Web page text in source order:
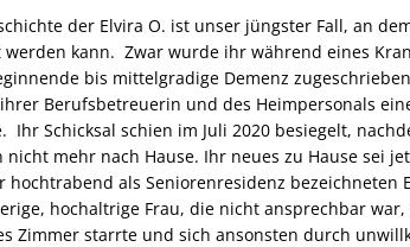
der Elvira O. ist unser jüngster Fall, an
werden kann. Zwar wurde ihr während eines
bis mittelgradige Demenz
Berufsbetreuerin und des Heimpersonals
Ihr Schicksal schien im Juli 2020 besiegelt,
nicht mehr nach Hause. Ihr neues zu Hause sei
hochtrabend als Seniorenresidenz
hochaltrige Frau, die nicht ansprechbar
Zimmer starrte und sich ansonsten durch